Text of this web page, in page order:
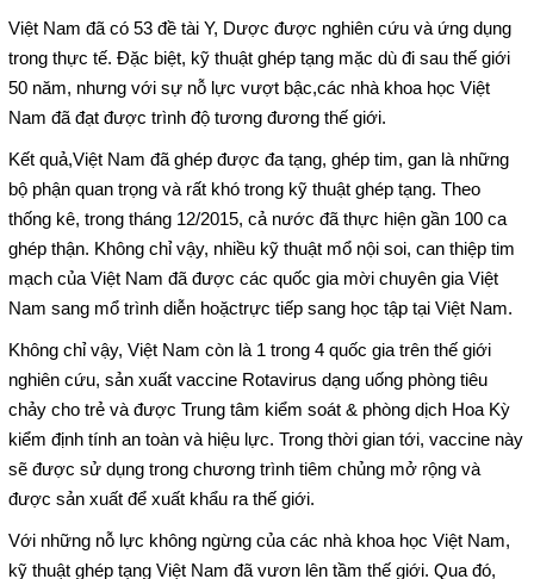
Việt Nam đã có 53 đề tài Y, Dược được nghiên cứu và ứng dụng
trong thực tế. Đặc biệt, kỹ thuật ghép tạng mặc dù đi sau thế giới
50 năm, nhưng với sự nỗ lực vượt bậc,các nhà khoa học Việt
Nam đã đạt được trình độ tương đương thế giới.
Kết quả,Việt Nam đã ghép được đa tạng, ghép tim, gan là những
bộ phận quan trọng và rất khó trong kỹ thuật ghép tạng. Theo
thống kê, trong tháng 12/2015, cả nước đã thực hiện gần 100 ca
ghép thận. Không chỉ vậy, nhiều kỹ thuật mổ nội soi, can thiệp tim
mạch của Việt Nam đã được các quốc gia mời chuyên gia Việt
Nam sang mổ trình diễn hoặctrực tiếp sang học tập tại Việt Nam.
Không chỉ vậy, Việt Nam còn là 1 trong 4 quốc gia trên thế giới
nghiên cứu, sản xuất vaccine Rotavirus dạng uống phòng tiêu
chảy cho trẻ và được Trung tâm kiểm soát & phòng dịch Hoa Kỳ
kiểm định tính an toàn và hiệu lực. Trong thời gian tới, vaccine này
sẽ được sử dụng trong chương trình tiêm chủng mở rộng và
được sản xuất để xuất khẩu ra thế giới.
Với những nỗ lực không ngừng của các nhà khoa học Việt Nam,
kỹ thuật ghép tạng Việt Nam đã vươn lên tầm thế giới. Qua đó,
Thông tin dược phẩm
Công tác xã hội
Hoạt động đoàn thể
Hướng dẫn bệnh nhân
Sơ đồ bệnh viện
Thư viện
Lịch làm việc